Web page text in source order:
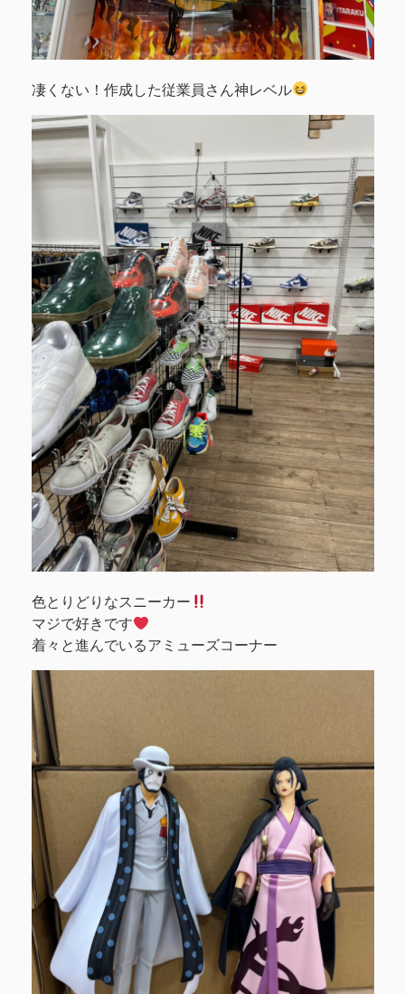
凄くない！作成した従業員さん神レベル
色とりどりなスニーカー
マジで好きです
着々と進んでいるアミューズコーナー